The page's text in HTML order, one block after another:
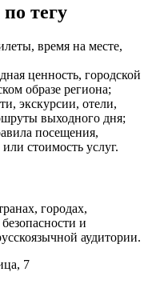
тегу
время на месте,
ценность, городской
образе региона;
экскурсии, отели,
выходного дня;
посещения,
стоимость услуг.
городах,
и
аудитории.
7